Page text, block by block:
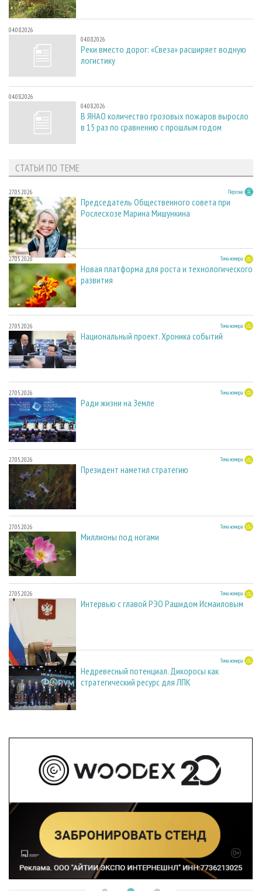
04.08.2026
04.08.2026
Реки вместо дорог: «Свеза» расширяет водную
логистику
04.08.2026
04.08.2026
В ЯНАО количество грозовых пожаров выросло
в 15 раз по сравнению с прошлым годом
СТАТЬИ ПО ТЕМЕ
27.05.2026 Персона
Председатель Общественного совета при
Рослесхозе Марина Мишункина
27.05.2026 Тема номера
Новая платформа для роста и технологического
развития
27.05.2026 Тема номера
Национальный проект. Хроника событий
27.05.2026 Тема номера
Ради жизни на Земле
27.05.2026 Тема номера
Президент наметил стратегию
27.05.2026 Тема номера
Миллионы под ногами
27.05.2026 Тема номера
Интервью с главой РЭО Рашидом Исмаиловым
27.05.2026 Тема номера
Недревесный потенциал. Дикоросы как
стратегический ресурс для ЛПК